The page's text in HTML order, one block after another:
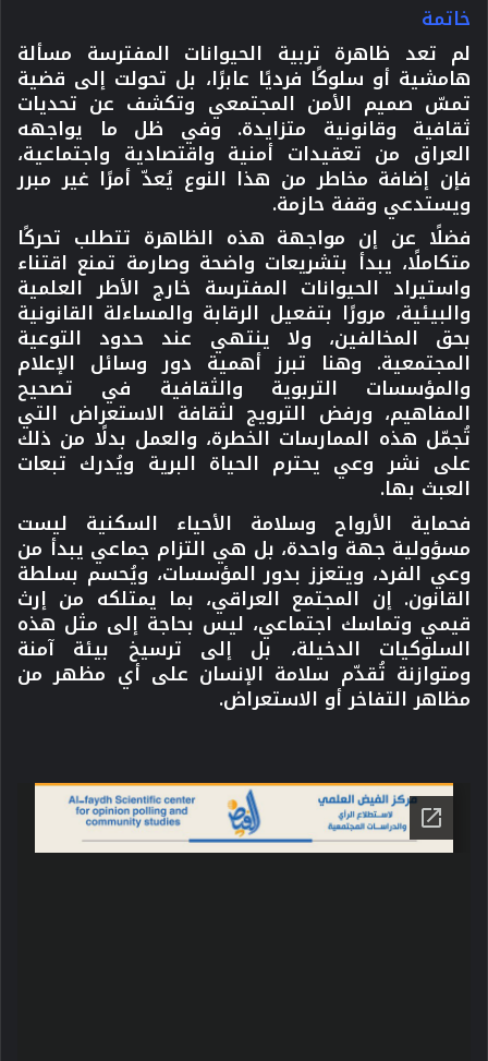
خاتمة
لم تعد ظاهرة تربية الحيوانات المفترسة مسألة
هامشية أو سلوكًا فرديًا عابرًا، بل تحولت إلى قضية
تمسّ صميم الأمن المجتمعي وتكشف عن تحديات
ثقافية وقانونية متزايدة. وفي ظل ما يواجهه
العراق من تعقيدات أمنية واقتصادية واجتماعية،
فإن إضافة مخاطر من هذا النوع يُعدّ أمرًا غير مبرر
ويستدعي وقفة حازمة.
فضلًا عن إن مواجهة هذه الظاهرة تتطلب تحركًا
متكاملًا، يبدأ بتشريعات واضحة وصارمة تمنع اقتناء
واستيراد الحيوانات المفترسة خارج الأطر العلمية
والبيئية، مرورًا بتفعيل الرقابة والمساءلة القانونية
بحق المخالفين، ولا ينتهي عند حدود التوعية
المجتمعية. وهنا تبرز أهمية دور وسائل الإعلام
والمؤسسات التربوية والثقافية في تصحيح
المفاهيم، ورفض الترويج لثقافة الاستعراض التي
تُجمّل هذه الممارسات الخطرة، والعمل بدلًا من ذلك
على نشر وعي يحترم الحياة البرية ويُدرك تبعات
العبث بها.
فحماية الأرواح وسلامة الأحياء السكنية ليست
مسؤولية جهة واحدة، بل هي التزام جماعي يبدأ من
وعي الفرد، ويتعزز بدور المؤسسات، ويُحسم بسلطة
القانون. إن المجتمع العراقي، بما يمتلكه من إرث
قيمي وتماسك اجتماعي، ليس بحاجة إلى مثل هذه
السلوكيات الدخيلة، بل إلى ترسيخ بيئة آمنة
ومتوازنة تُقدّم سلامة الإنسان على أي مظهر من
مظاهر التفاخر أو الاستعراض.